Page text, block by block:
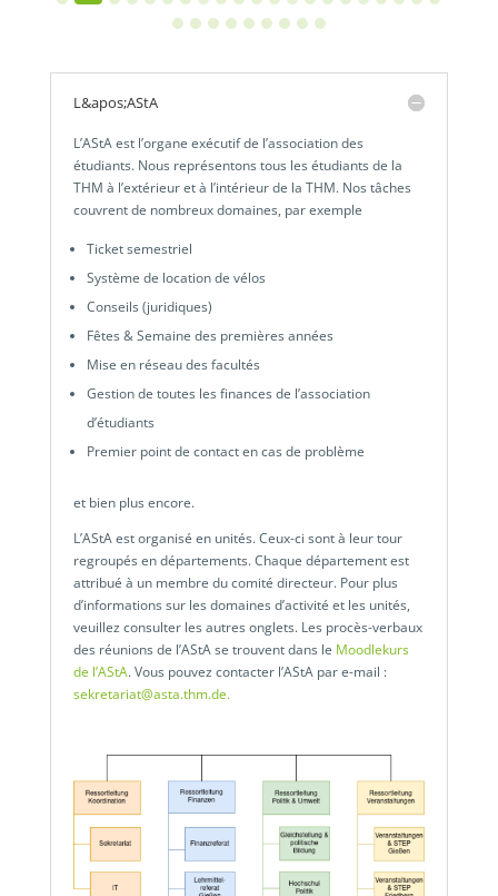
L&apos;AStA
L’AStA est l’organe exécutif de l’association des
étudiants. Nous représentons tous les étudiants de la
THM à l’extérieur et à l’intérieur de la THM. Nos tâches
couvrent de nombreux domaines, par exemple
Ticket semestriel
Système de location de vélos
Conseils (juridiques)
Fêtes & Semaine des premières années
Mise en réseau des facultés
Gestion de toutes les finances de l’association
d’étudiants
Premier point de contact en cas de problème
et bien plus encore.
L’AStA est organisé en unités. Ceux-ci sont à leur tour
regroupés en départements. Chaque département est
attribué à un membre du comité directeur. Pour plus
d’informations sur les domaines d’activité et les unités,
veuillez consulter les autres onglets. Les procès-verbaux
des réunions de l’AStA se trouvent dans le Moodlekurs
de l’AStA. Vous pouvez contacter l’AStA par e-mail :
sekretariat@asta.thm.de.